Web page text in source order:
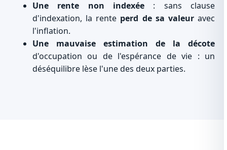
Une rente non indexée : sans clause
d'indexation, la rente perd de sa valeuravec
l'inflation.
Une mauvaise estimation de la décote
d'occupation ou de l'espérance de vie : un
déséquilibre lèse l'une des deux parties.